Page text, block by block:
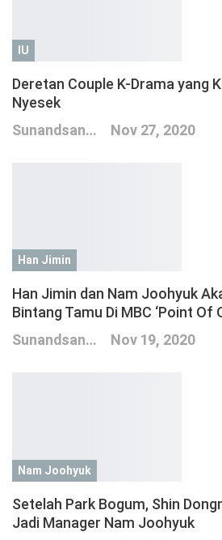
IU
Deretan Couple K-Drama yang
Nyesek
Sunandsand
Nov 27, 2020
Han Jimin
Han Jimin dan Nam Joohyuk
Bintang Tamu Di MBC ‘Point
Sunandsand
Nov 19, 2020
Nam Joohyuk
Setelah Park Bogum, Shin
Jadi Manager Nam Joohyuk